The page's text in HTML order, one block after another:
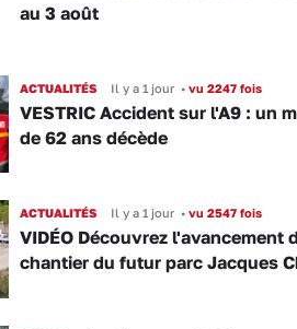
au 3 août
ACTUALITÉS Il y a 1 jour •vu 2247 fois
VESTRIC Accident sur l'A9 : un
de 62 ans décède
ACTUALITÉS Il y a 1 jour •vu 2547 fois
VIDÉO Découvrez l'avancement
chantier du futur parc Jacques